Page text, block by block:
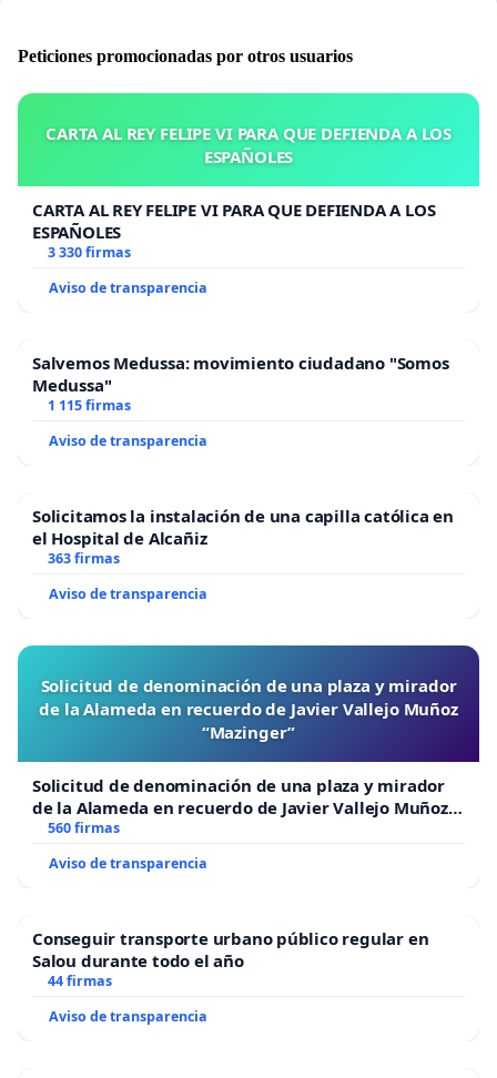
Peticiones promocionadas por otros usuarios
CARTA AL REY FELIPE VI PARA QUE DEFIENDA A LOS
ESPAÑOLES
CARTA AL REY FELIPE VI PARA QUE DEFIENDA A LOS
ESPAÑOLES
3 330 firmas
Aviso de transparencia
Salvemos Medussa: movimiento ciudadano "Somos
Medussa"
1 115 firmas
Aviso de transparencia
Solicitamos la instalación de una capilla católica en
el Hospital de Alcañiz
363 firmas
Aviso de transparencia
Solicitud de denominación de una plaza y mirador
de la Alameda en recuerdo de Javier Vallejo Muñoz
“Mazinger”
Solicitud de denominación de una plaza y mirador
de la Alameda en recuerdo de Javier Vallejo Muñoz
“Mazinger”
560 firmas
Aviso de transparencia
Conseguir transporte urbano público regular en
Salou durante todo el año
44 firmas
Aviso de transparencia